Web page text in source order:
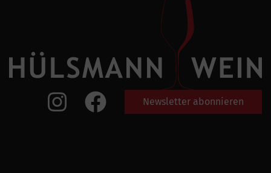
Newsletter abonnieren